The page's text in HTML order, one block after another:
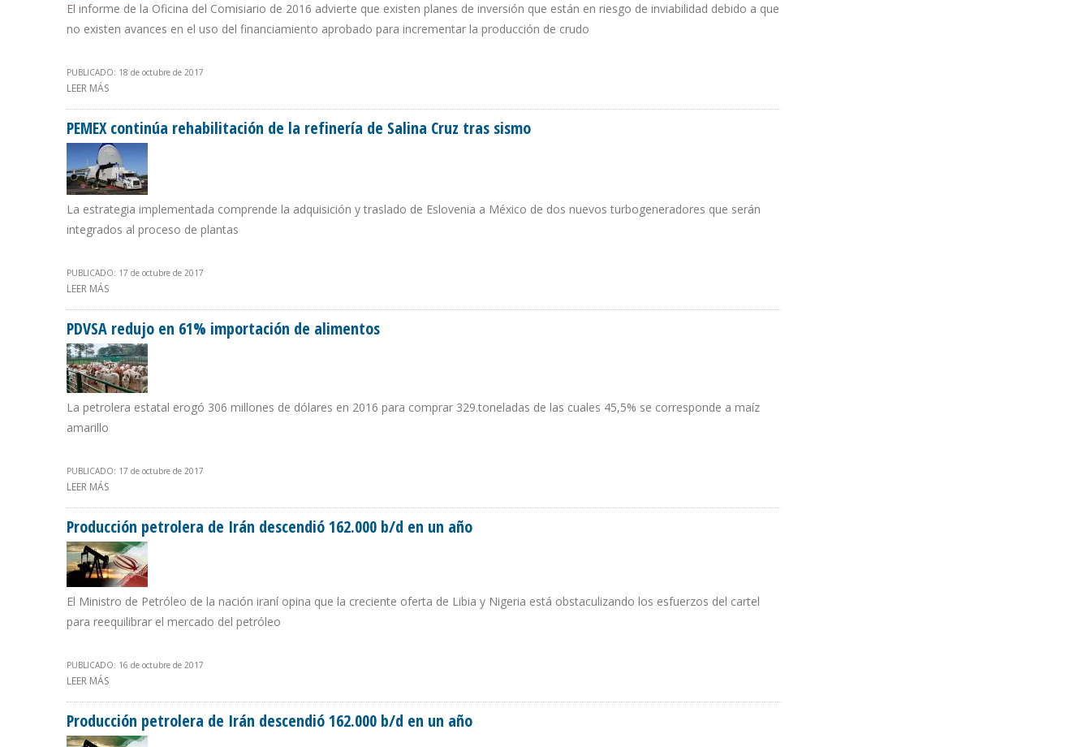
El informe de la Oficina del Comisiario de 2016 advierte que existen planes de inversión que están en riesgo de inviabilidad debido a que
no existen avances en el uso del financiamiento aprobado para incrementar la producción de crudo
PUBLICADO: 18 de octubre de 2017
LEER MÁS
PEMEX continúa rehabilitación de la refinería de Salina Cruz tras sismo
La estrategia implementada comprende la adquisición y traslado de Eslovenia a México de dos nuevos turbogeneradores que serán
integrados al proceso de plantas
PUBLICADO: 17 de octubre de 2017
LEER MÁS
PDVSA redujo en 61% importación de alimentos
La petrolera estatal erogó 306 millones de dólares en 2016 para comprar 329.toneladas de las cuales 45,5% se corresponde a maíz
amarillo
PUBLICADO: 17 de octubre de 2017
LEER MÁS
Producción petrolera de Irán descendió 162.000 b/d en un año
El Ministro de Petróleo de la nación iraní opina que la creciente oferta de Libia y Nigeria está obstaculizando los esfuerzos del cartel
para reequilibrar el mercado del petróleo
PUBLICADO: 16 de octubre de 2017
LEER MÁS
Producción petrolera de Irán descendió 162.000 b/d en un año